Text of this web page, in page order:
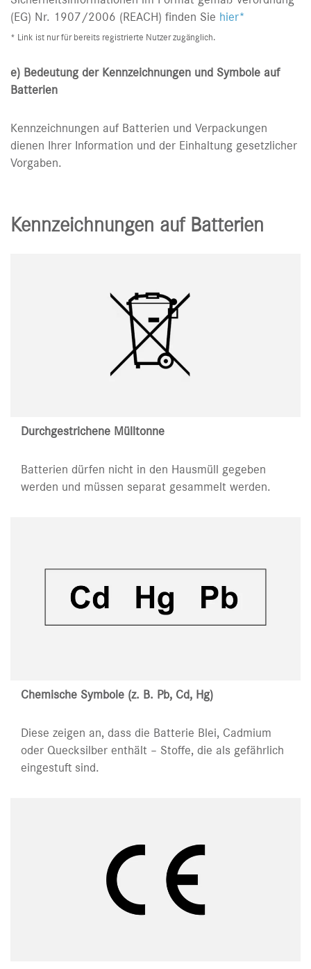
(EG) Nr. 1907/2006 (REACH) finden Sie hier*
* Link ist nur für bereits registrierte Nutzer zugänglich.
e) Bedeutung der Kennzeichnungen und Symbole auf
Batterien
Kennzeichnungen auf Batterien und Verpackungen
dienen Ihrer Information und der Einhaltung gesetzlicher
Vorgaben.
Kennzeichnungen auf Batterien
Durchgestrichene Mülltonne
Batterien dürfen nicht in den Hausmüll gegeben
werden und müssen separat gesammelt werden.
Chemische Symbole (z. B. Pb, Cd, Hg)
Diese zeigen an, dass die Batterie Blei, Cadmium
oder Quecksilber enthält – Stoffe, die als gefährlich
eingestuft sind.